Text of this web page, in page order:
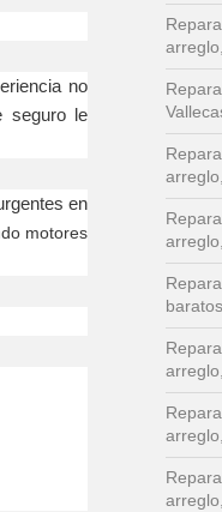
no
seguro le
en
motores